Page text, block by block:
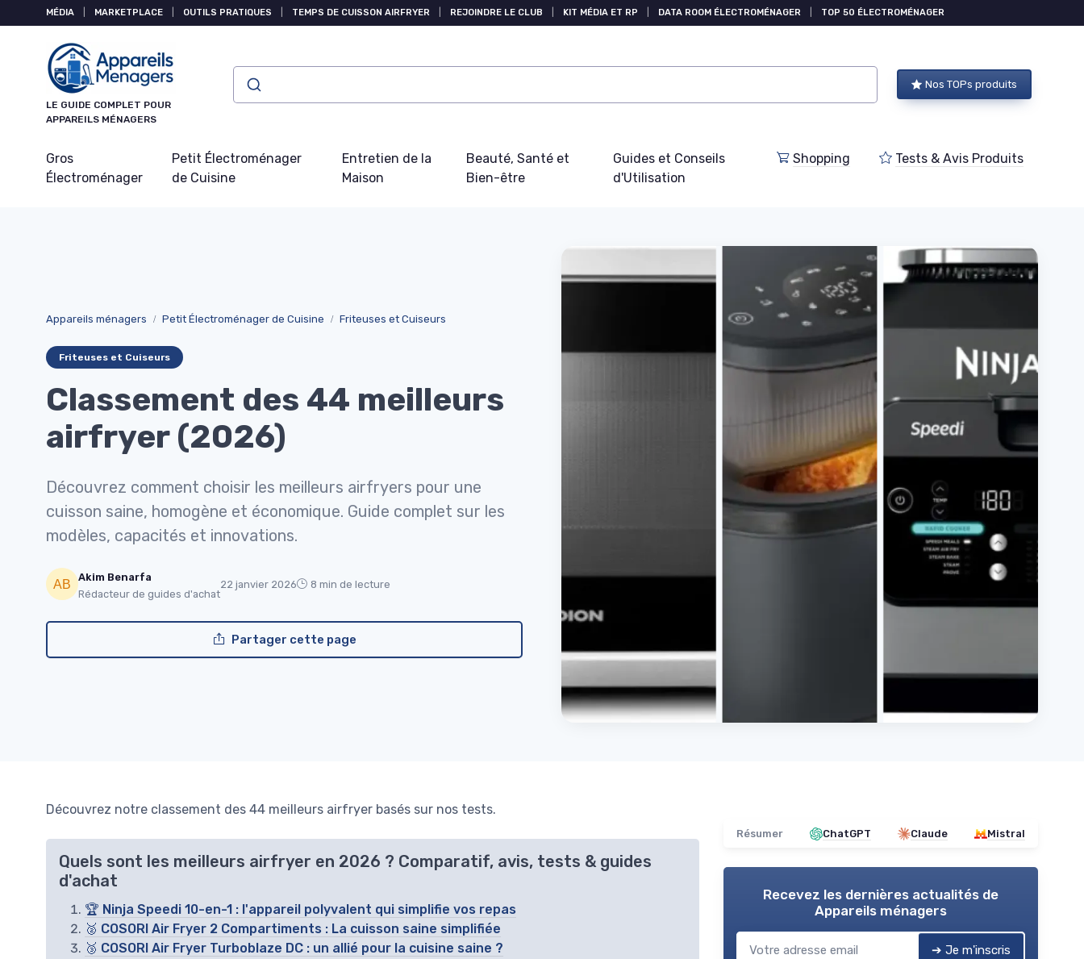
MÉDIA MARKETPLACE OUTILS PRATIQUES TEMPS DE CUISSON AIRFRYER REJOINDRE LE CLUB KIT MÉDIA ET RP DATA ROOM ÉLECTROMÉNAGER TOP 50 ÉLECTROMÉNAGER
LE GUIDE COMPLET POUR
APPAREILS MÉNAGERS
Nos TOPs produits
Gros
Électroménager
Petit Électroménager
de Cuisine
Entretien de la
Maison
Beauté, Santé et
Bien-être
Guides et Conseils
d'Utilisation
Shopping Tests & Avis Produits
Appareils ménagers Petit Électroménager de Cuisine Friteuses et Cuiseurs
Friteuses et Cuiseurs
Classement des 44 meilleurs
airfryer (2026)
Découvrez comment choisir les meilleurs airfryers pour une
cuisson saine, homogène et économique. Guide complet sur les
modèles, capacités et innovations.
Akim Benarfa
Rédacteur de guides d'achat
22 janvier 2026 8 min de lecture
Partager cette page
Découvrez notre classement des 44 meilleurs airfryer basés sur nos tests.
Quels sont les meilleurs airfryer en 2026 ? Comparatif, avis, tests & guides
d'achat
🏆 Ninja Speedi 10-en-1 : l'appareil polyvalent qui simplifie vos repas
🥈 COSORI Air Fryer 2 Compartiments : La cuisson saine simplifiée
🥉 COSORI Air Fryer Turboblaze DC : un allié pour la cuisine saine ?
Résumer ChatGPT Claude Mistral
Recevez les dernières actualités de
Appareils ménagers
➔ Je m'inscris
Panneau de gestion des cookies